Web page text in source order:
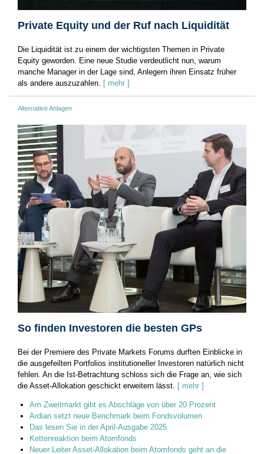
Private Equity und der Ruf nach Liquidität
Die Liquidität ist zu einem der wichtigsten Themen in Private
Equity geworden. Eine neue Studie verdeutlicht nun, warum
manche Manager in der Lage sind, Anlegern ihren Einsatz früher
als andere auszuzahlen. [ mehr ]
Alternative Anlagen
So finden Investoren die besten GPs
Bei der Premiere des Private Markets Forums durften Einblicke in
die ausgefeilten Portfolios institutioneller Investoren natürlich nicht
fehlen. An die Ist-Betrachtung schloss sich die ­Frage an, wie sich
die Asset-Allokation geschickt erweitern lässt. [ mehr ]
Am Zweitmarkt gibt es Abschläge von über 20 Prozent
Ardian setzt neue Benchmark beim Fondsvolumen
Das lesen Sie in der April-Ausgabe 2025
Kettenreaktion beim Atomfonds
Neuer Leiter Asset-Allokation beim Atomfonds geht an die